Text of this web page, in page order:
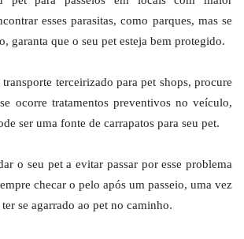
esses parasitas, como parques, mas se
garanta que o seu pet esteja bem protegido.
terceirizado para pet shops, procure
ocorre tratamentos preventivos no veículo,
ser uma fonte de carrapatos para seu pet.
o seu pet a evitar passar por esse problema
checar o pelo após um passeio, uma vez
se agarrado ao pet no caminho.